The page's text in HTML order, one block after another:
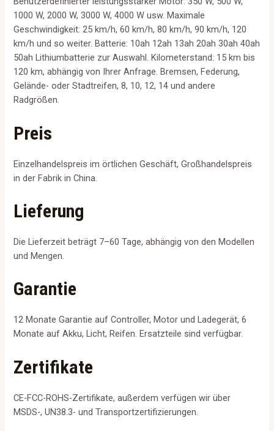
1000 W, 2000 W, 3000 W, 4000 W usw. Maximale
Geschwindigkeit: 25 km/h, 60 km/h, 80 km/h, 90 km/h, 120
km/h und so weiter. Batterie: 10ah 12ah 13ah 20ah 30ah 40ah
50ah Lithiumbatterie zur Auswahl. Kilometerstand: 15 km bis
120 km, abhängig von Ihrer Anfrage. Bremsen, Federung,
Gelände- oder Stadtreifen, 8, 10, 12, 14 und andere
Radgrößen.
Preis
Einzelhandelspreis im örtlichen Geschäft, Großhandelspreis
in der Fabrik in China.
Lieferung
Die Lieferzeit beträgt 7–60 Tage, abhängig von den Modellen
und Mengen.
Garantie
12 Monate Garantie auf Controller, Motor und Ladegerät, 6
Monate auf Akku, Licht, Reifen. Ersatzteile sind verfügbar.
Zertifikate
CE-FCC-ROHS-Zertifikate, außerdem verfügen wir über
MSDS-, UN38.3- und Transportzertifizierungen.